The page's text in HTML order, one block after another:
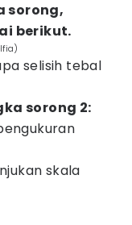
sorong,
berikut.
selisih tebal
sorong 2:
skala